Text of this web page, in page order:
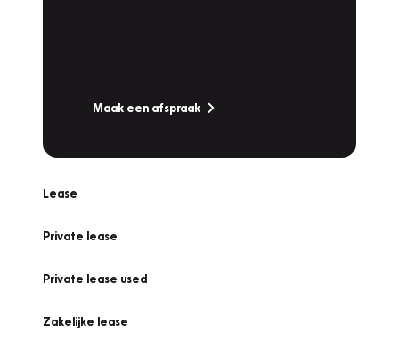
Maak een afspraak
Lease
Private lease
Private lease used
Zakelijke lease